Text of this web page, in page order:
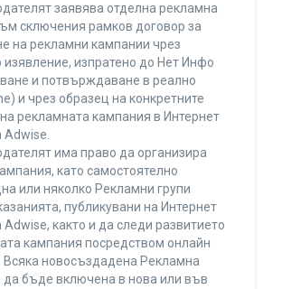
заявява отделна рекламна
сключения рамков договор за
на рекламни кампании чрез
изявление, изпратено до Нет Инфо
и потвърждаване в реално
и чрез образец на конкретните
рекламната кампания в Интернет
Adwise.
има право да организира
като самостоятелно
или няколко Рекламни групи
публикувани на Интернет
Adwise, както и да следи развитието
кампания посредством онлайн
Всяка новосъздадена Рекламна
да бъде включена в нова или във